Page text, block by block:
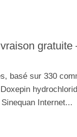
gratuite
basé sur 330
Internet...